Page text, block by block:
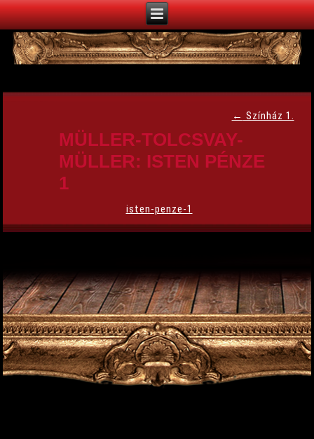
← Színház 1.
MÜLLER-TOLCSVAY-
MÜLLER: ISTEN PÉNZE
1
isten-penze-1